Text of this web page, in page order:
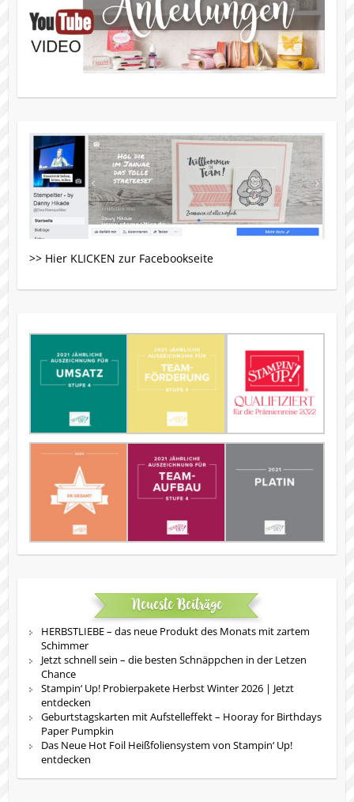
>> Hier KLICKEN zur Facebookseite
Neueste Beiträge
HERBSTLIEBE – das neue Produkt des Monats mit zartem
Schimmer
Jetzt schnell sein – die besten Schnäppchen in der Letzen
Chance
Stampin‘ Up! Probierpakete Herbst Winter 2026 | Jetzt
entdecken
Geburtstagskarten mit Aufstelleffekt – Hooray for Birthdays
Paper Pumpkin
Das Neue Hot Foil Heißfoliensystem von Stampin‘ Up!
entdecken